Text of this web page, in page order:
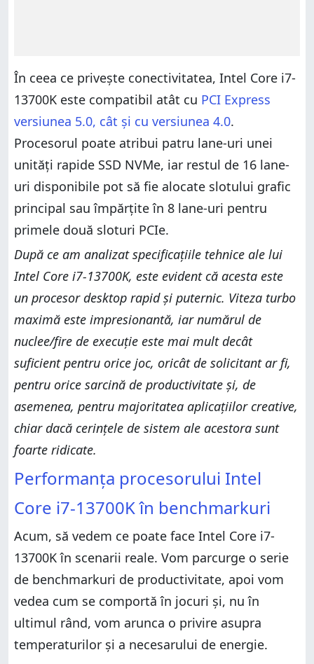
În ceea ce privește conectivitatea, Intel Core i7-
13700K este compatibil atât cu PCI Express
versiunea 5.0, cât și cu versiunea 4.0.
Procesorul poate atribui patru lane-uri unei
unități rapide SSD NVMe, iar restul de 16 lane-
uri disponibile pot să fie alocate slotului grafic
principal sau împărțite în 8 lane-uri pentru
primele două sloturi PCIe.
După ce am analizat specificațiile tehnice ale lui
Intel Core i7-13700K, este evident că acesta este
un procesor desktop rapid și puternic. Viteza turbo
maximă este impresionantă, iar numărul de
nuclee/fire de execuție este mai mult decât
suficient pentru orice joc, oricât de solicitant ar fi,
pentru orice sarcină de productivitate și, de
asemenea, pentru majoritatea aplicațiilor creative,
chiar dacă cerințele de sistem ale acestora sunt
foarte ridicate.
Performanța procesorului Intel
Core i7-13700K în benchmarkuri
Acum, să vedem ce poate face Intel Core i7-
13700K în scenarii reale. Vom parcurge o serie
de benchmarkuri de productivitate, apoi vom
vedea cum se comportă în jocuri și, nu în
ultimul rând, vom arunca o privire asupra
temperaturilor și a necesarului de energie.